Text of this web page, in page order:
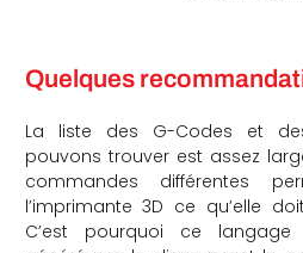
Quelques
La liste des G-Codes et
pouvons trouver est assez
commandes différentes
l’imprimante 3D ce qu’elle
C’est pourquoi ce langage